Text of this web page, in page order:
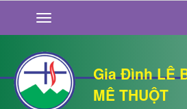
Gia Đình LÊ
MÊ THUỘT
GIỚI THIỆU
TIN TỨC
SỐNG ĐẠO
CHUYỆN NHÀ